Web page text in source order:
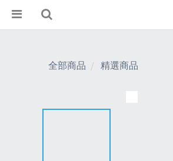
全部商品 精選商品